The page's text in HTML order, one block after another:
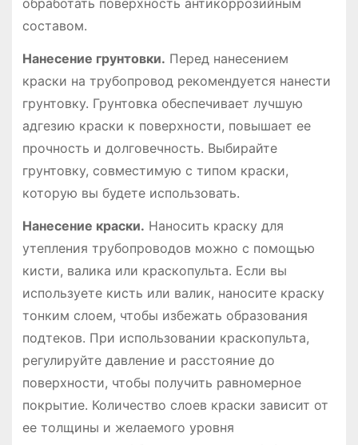
обработать поверхность антикоррозийным
составом.
Нанесение грунтовки. Перед нанесением
краски на трубопровод рекомендуется нанести
грунтовку. Грунтовка обеспечивает лучшую
адгезию краски к поверхности, повышает ее
прочность и долговечность. Выбирайте
грунтовку, совместимую с типом краски,
которую вы будете использовать.
Нанесение краски. Наносить краску для
утепления трубопроводов можно с помощью
кисти, валика или краскопульта. Если вы
используете кисть или валик, наносите краску
тонким слоем, чтобы избежать образования
подтеков. При использовании краскопульта,
регулируйте давление и расстояние до
поверхности, чтобы получить равномерное
покрытие. Количество слоев краски зависит от
ее толщины и желаемого уровня